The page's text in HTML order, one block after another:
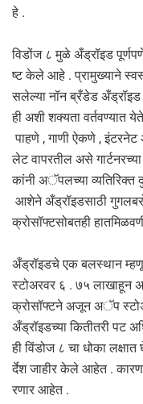
हे .
विडोंज ८ मुळे अँड्रॉइड
ष्ट केले आहे . प्रामुख्याने
सलेल्या नॉन ब्रँडेड अँड्रॉइड
ही अशी शक्यता वर्तवण्यात
पाहणे , गाणी ऐकणे ,
लेट वापरतील असे
कांनी अॅपलच्या व्यतिरिक्त
आशेने अँड्रॉइडसाठी
क्रोसॉफ्टसोबतही
अँड्रॉइडचे एक बलस्थान
स्टोअरवर ६ . ७५ लाखाहून
क्रोसॉफ्टने अजून अॅप
अँड्रॉइडच्या कितीतरी पट
ही विंडोज ८ चा धोका
र्देश जाहीर केले आहेत .
रणार आहेत .